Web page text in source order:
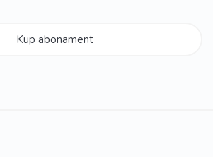
Kup abonament